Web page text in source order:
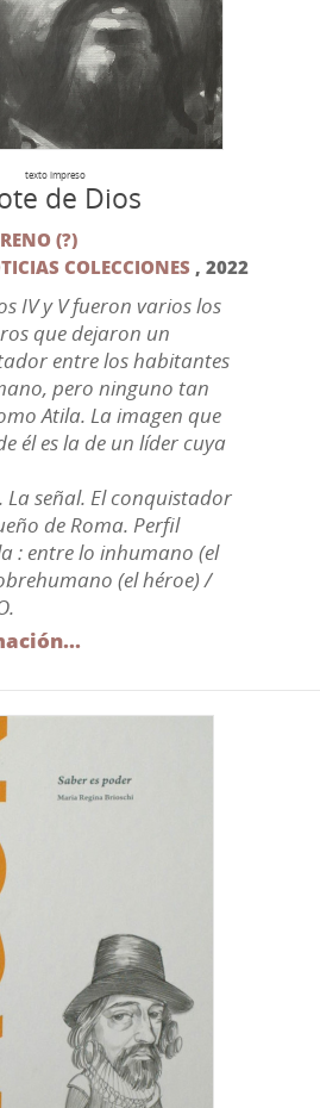
texto impreso
de Dios
(?)
COLECCIONES , 2022
IV y V fueron varios los
que dejaron un
entre los habitantes
pero ninguno tan
Atila. La imagen que
él es la de un líder cuya
La señal. El conquistador
de Roma. Perfil
: entre lo inhumano (el
(el héroe) /